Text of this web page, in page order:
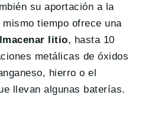
su aportación a la
tiempo ofrece una
litio, hasta 10
metálicas de óxidos
hierro o el
llevan algunas baterías.